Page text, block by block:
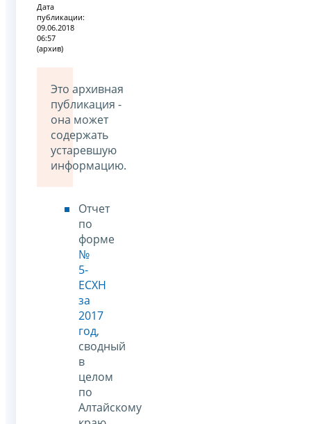
Дата
публикации:
09.06.2018
06:57
(архив)
Это архивная
публикация -
она может
содержать
устаревшую
информацию.
Отчет
по
форме
№
5-
ЕСХН
за
2017
год,
сводный
в
целом
по
Алтайскому